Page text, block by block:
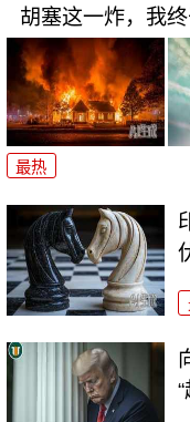
胡塞这一炸，我
最热